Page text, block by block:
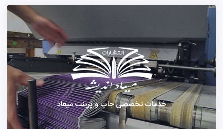
خدمات تخصصی چاپ و پرینت میعاد